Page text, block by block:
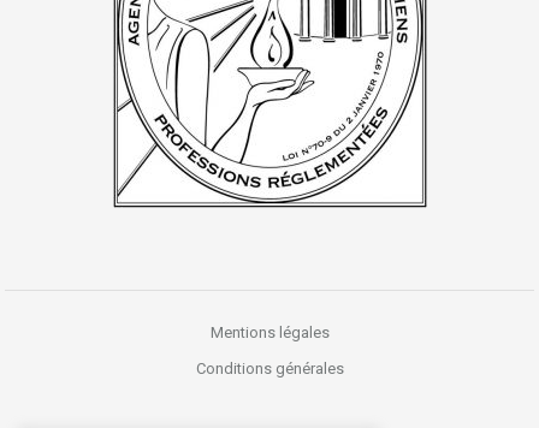
Mentions légales
Conditions générales